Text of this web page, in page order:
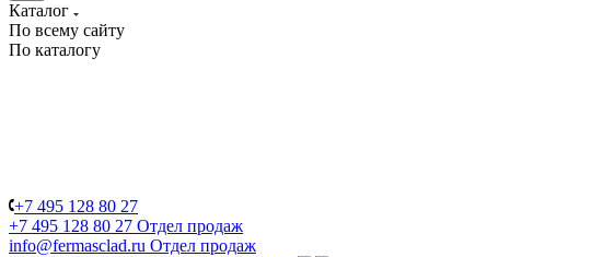
Каталог
По всему сайту
По каталогу
+7 495 128 80 27
+7 495 128 80 27 Отдел продаж
info@fermasclad.ru Отдел продаж